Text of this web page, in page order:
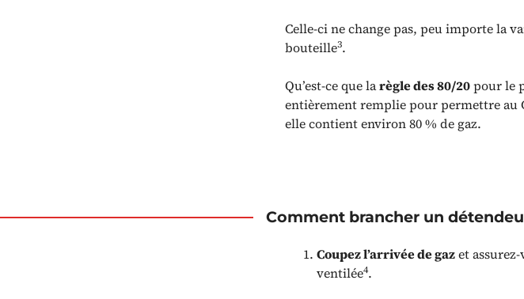
Celle-ci ne change pas, peu importe la
bouteille3.
Qu’est-ce que larègle des 80/20pour le
entièrement remplie pour permettre au
elle contient environ 80 % de gaz.
Comment brancher un
Coupez l’arrivée de gazet
ventilée4.